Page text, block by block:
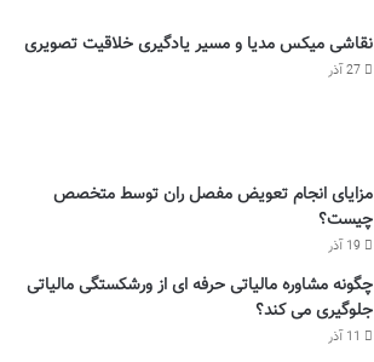
نقاشی میکس مدیا و مسیر یادگیری خلاقیت تصویری
27 آذر
مزایای انجام تعویض مفصل ران توسط متخصص
چیست؟
19 آذر
چگونه مشاوره مالیاتی حرفه ای از ورشکستگی مالیاتی
جلوگیری می کند؟
11 آذر